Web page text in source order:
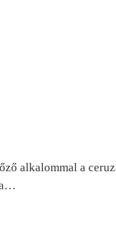
alkalommal a
a…